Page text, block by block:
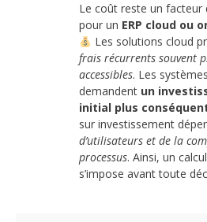
Le coût reste un facteur
pour un ERP cloud ou
Les solutions cloud
frais récurrents souvent
accessibles. Les
demandent un
initial plus
sur investissement
d’utilisateurs et de la
processus. Ainsi, un
s’impose avant toute